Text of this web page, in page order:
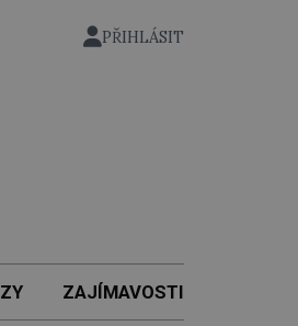
K. H. Frank, 21.
PŘIHLÁSIT
ZAJÍMAVOSTI